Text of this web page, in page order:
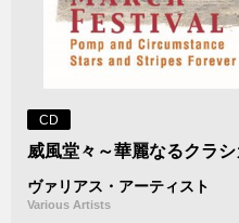
CD
威風堂々～華麗なるクラ
ヴァリアス・アーティスト
Various Artists